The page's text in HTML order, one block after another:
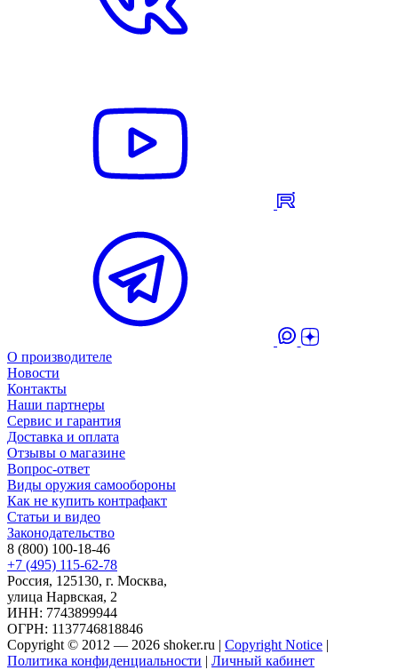
О производителе
Новости
Контакты
Наши партнеры
Сервис и гарантия
Доставка и оплата
Отзывы о магазине
Вопрос-ответ
Виды оружия самообороны
Как не купить контрафакт
Статьи и видео
Законодательство
8 (800) 100-18-46
+7 (495) 115-62-78
Россия, 125130, г. Москва,
улица Нарвская, 2
ИНН: 7743899944
ОГРН: 1137746818846
Copyright © 2012 — 2026 shoker.ru | Copyright Notice |
Политика конфиденциальности | Личный кабинет